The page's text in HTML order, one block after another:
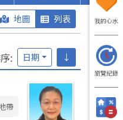
地圖 列表
: 日期 ↓
帶
我的心水
瀏覽紀錄